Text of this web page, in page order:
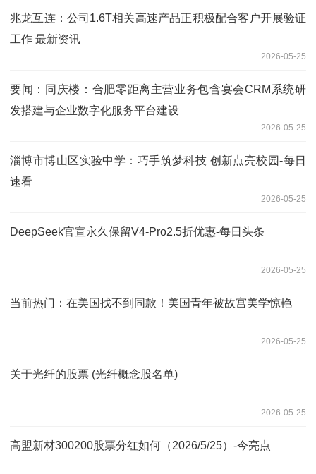
兆龙互连：公司1.6T相关高速产品正积极配合客户开展验证
工作 最新资讯
2026-05-25
要闻：同庆楼：合肥零距离主营业务包含宴会CRM系统研
发搭建与企业数字化服务平台建设
2026-05-25
淄博市博山区实验中学：巧手筑梦科技 创新点亮校园-每日
速看
2026-05-25
DeepSeek官宣永久保留V4-Pro2.5折优惠-每日头条
2026-05-25
当前热门：在美国找不到同款！美国青年被故宫美学惊艳
2026-05-25
关于光纤的股票 (光纤概念股名单)
2026-05-25
高盟新材300200股票分红如何（2026/5/25）-今亮点